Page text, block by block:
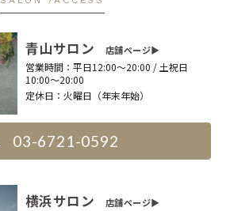
青山サロン 店舗ページ▶︎
営業時間： 平日12:00〜20:00 / 土祝日
10:00〜20:00
定休日： 火曜日（年末年始）
03-6721-0592
横浜サロン 店舗ページ▶︎